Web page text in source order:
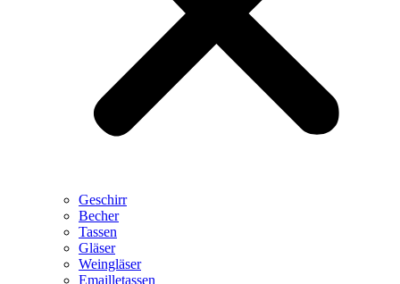
Geschirr
Becher
Tassen
Gläser
Weingläser
Emailletassen